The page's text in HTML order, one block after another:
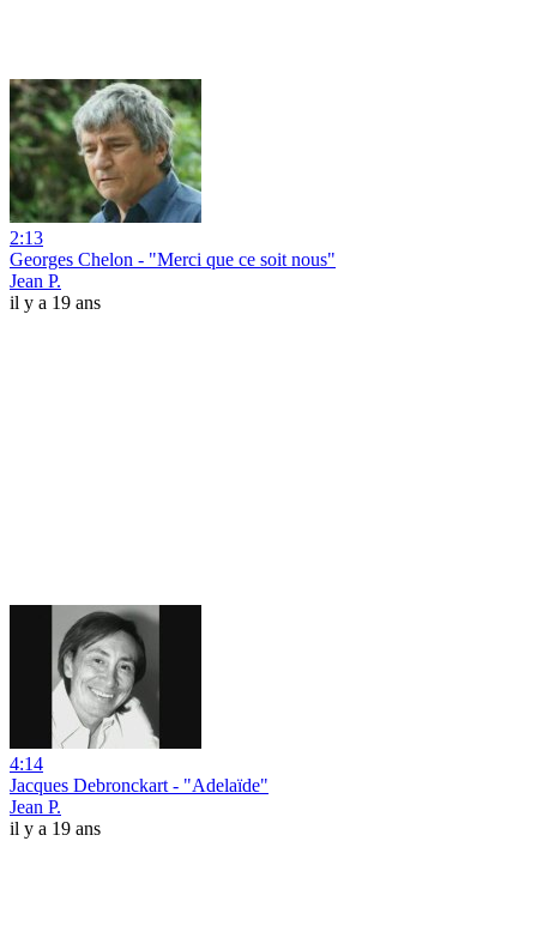
2:13
Georges Chelon - "Merci que ce soit nous"
Jean P.
il y a 19 ans
4:14
Jacques Debronckart - "Adelaïde"
Jean P.
il y a 19 ans